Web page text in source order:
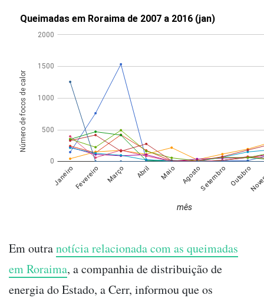
Em outranotícia relacionada com as queimadas
em Roraima, a companhia de distribuição de
energia do Estado, a Cerr, informou que os